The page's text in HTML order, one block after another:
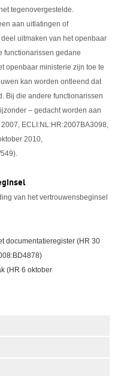
tegenovergestelde.
aan uitlatingen of
uitmaken van het openbaar
functionarissen gedane
openbaar ministerie zijn toe te
kan worden ontleend dat
Bij die andere functionarissen
– gedacht worden aan
ECLI:NL:HR:2007BA3098,
2010,
van het vertrouwensbeginsel
documentatieregister (HR 30
(HR 6 oktober